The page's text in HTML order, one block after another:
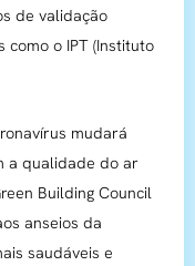
de validação
como o IPT (Instituto
mudará
a qualidade do ar
Building Council
anseios da
saudáveis e